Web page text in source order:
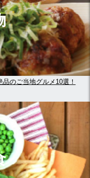
のご当地グルメ10選！